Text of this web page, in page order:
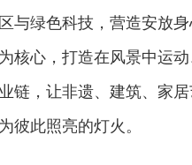
与绿色科技，营造安放
核心，打造在风景中运
链，让非遗、建筑、家
彼此照亮的灯火。